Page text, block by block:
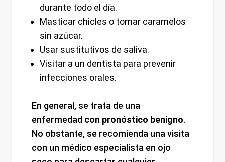
durante todo el día.
Masticar chicles o tomar caramelos
sin azúcar.
Usar sustitutivos de saliva.
Visitar a un dentista para prevenir
infecciones orales.
En general, se trata de una
enfermedad con pronóstico benigno.
No obstante, se recomienda una visita
con un médico especialista en ojo